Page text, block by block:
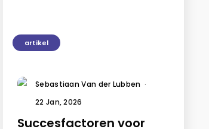
artikel
Sebastiaan Van der Lubben ·
22 Jan, 2026
Succesfactoren voor